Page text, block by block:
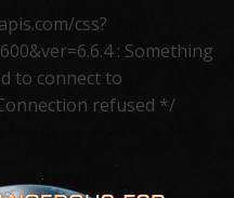
css?
: Something
to connect to
refused */